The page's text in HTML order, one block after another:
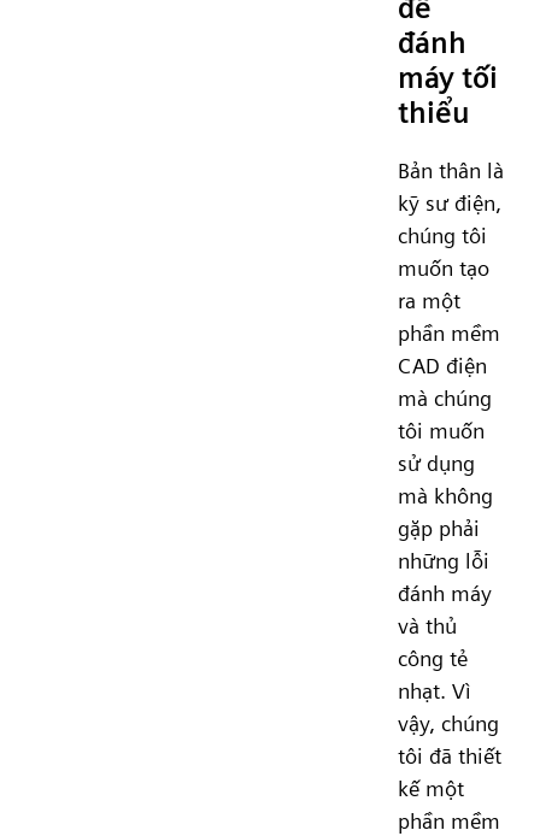
để
đánh
máy tối
thiểu
Bản thân là
kỹ sư điện,
chúng tôi
muốn tạo
ra một
phần mềm
CAD điện
mà chúng
tôi muốn
sử dụng
mà không
gặp phải
những lỗi
đánh máy
và thủ
công tẻ
nhạt. Vì
vậy, chúng
tôi đã thiết
kế một
phần mềm